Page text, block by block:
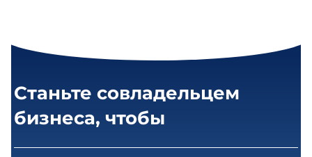
Станьте совладельцем
бизнеса, чтобы